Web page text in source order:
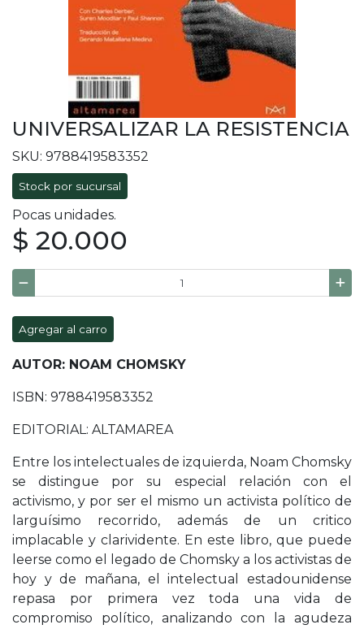
UNIVERSALIZAR LA RESISTENCIA
SKU: 9788419583352
Stock por sucursal
Pocas unidades.
$ 20.000
Agregar al carro
AUTOR: NOAM CHOMSKY
ISBN: 9788419583352
EDITORIAL: ALTAMAREA
Entre los intelectuales de izquierda, Noam Chomsky
se distingue por su especial relación con el
activismo, y por ser el mismo un activista político de
larguísimo recorrido, además de un critico
implacable y clarividente. En este libro, que puede
leerse como el legado de Chomsky a los activistas de
hoy y de mañana, el intelectual estadounidense
repasa por primera vez toda una vida de
compromiso político, analizando con la agudeza